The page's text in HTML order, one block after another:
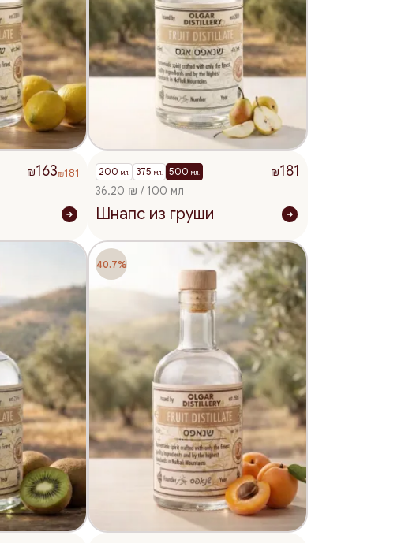
₪163₪181 500мл.
375мл.
200мл. ₪181
36.20 ₪ / 100 мл
Шнапс из груши
40.7%